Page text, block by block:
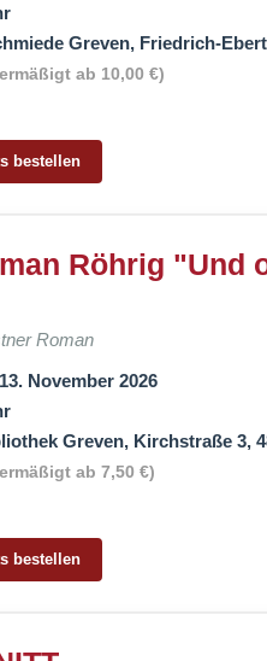
Greven, Friedrich-
ab 10,00 €)
bestellen
Röhrig "Und
Roman
November 2026
Greven, Kirchstraße 3,
ab 7,50 €)
bestellen